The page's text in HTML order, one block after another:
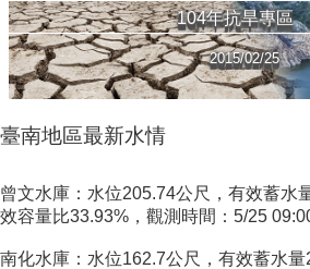
104年抗旱專區
2015/02/25
臺南地區最新水情
曾文水庫：水位205.74公尺，有效蓄水
效容量比33.93%，觀測時間：5/25 09:00
南化水庫：水位162.7公尺，有效蓄水